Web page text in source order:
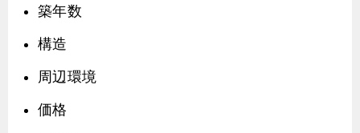
築年数
構造
周辺環境
価格